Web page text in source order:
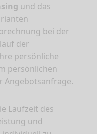
und das
bei der
der
persönliche
persönlichen
Angebotsanfrage.
Laufzeit des
und